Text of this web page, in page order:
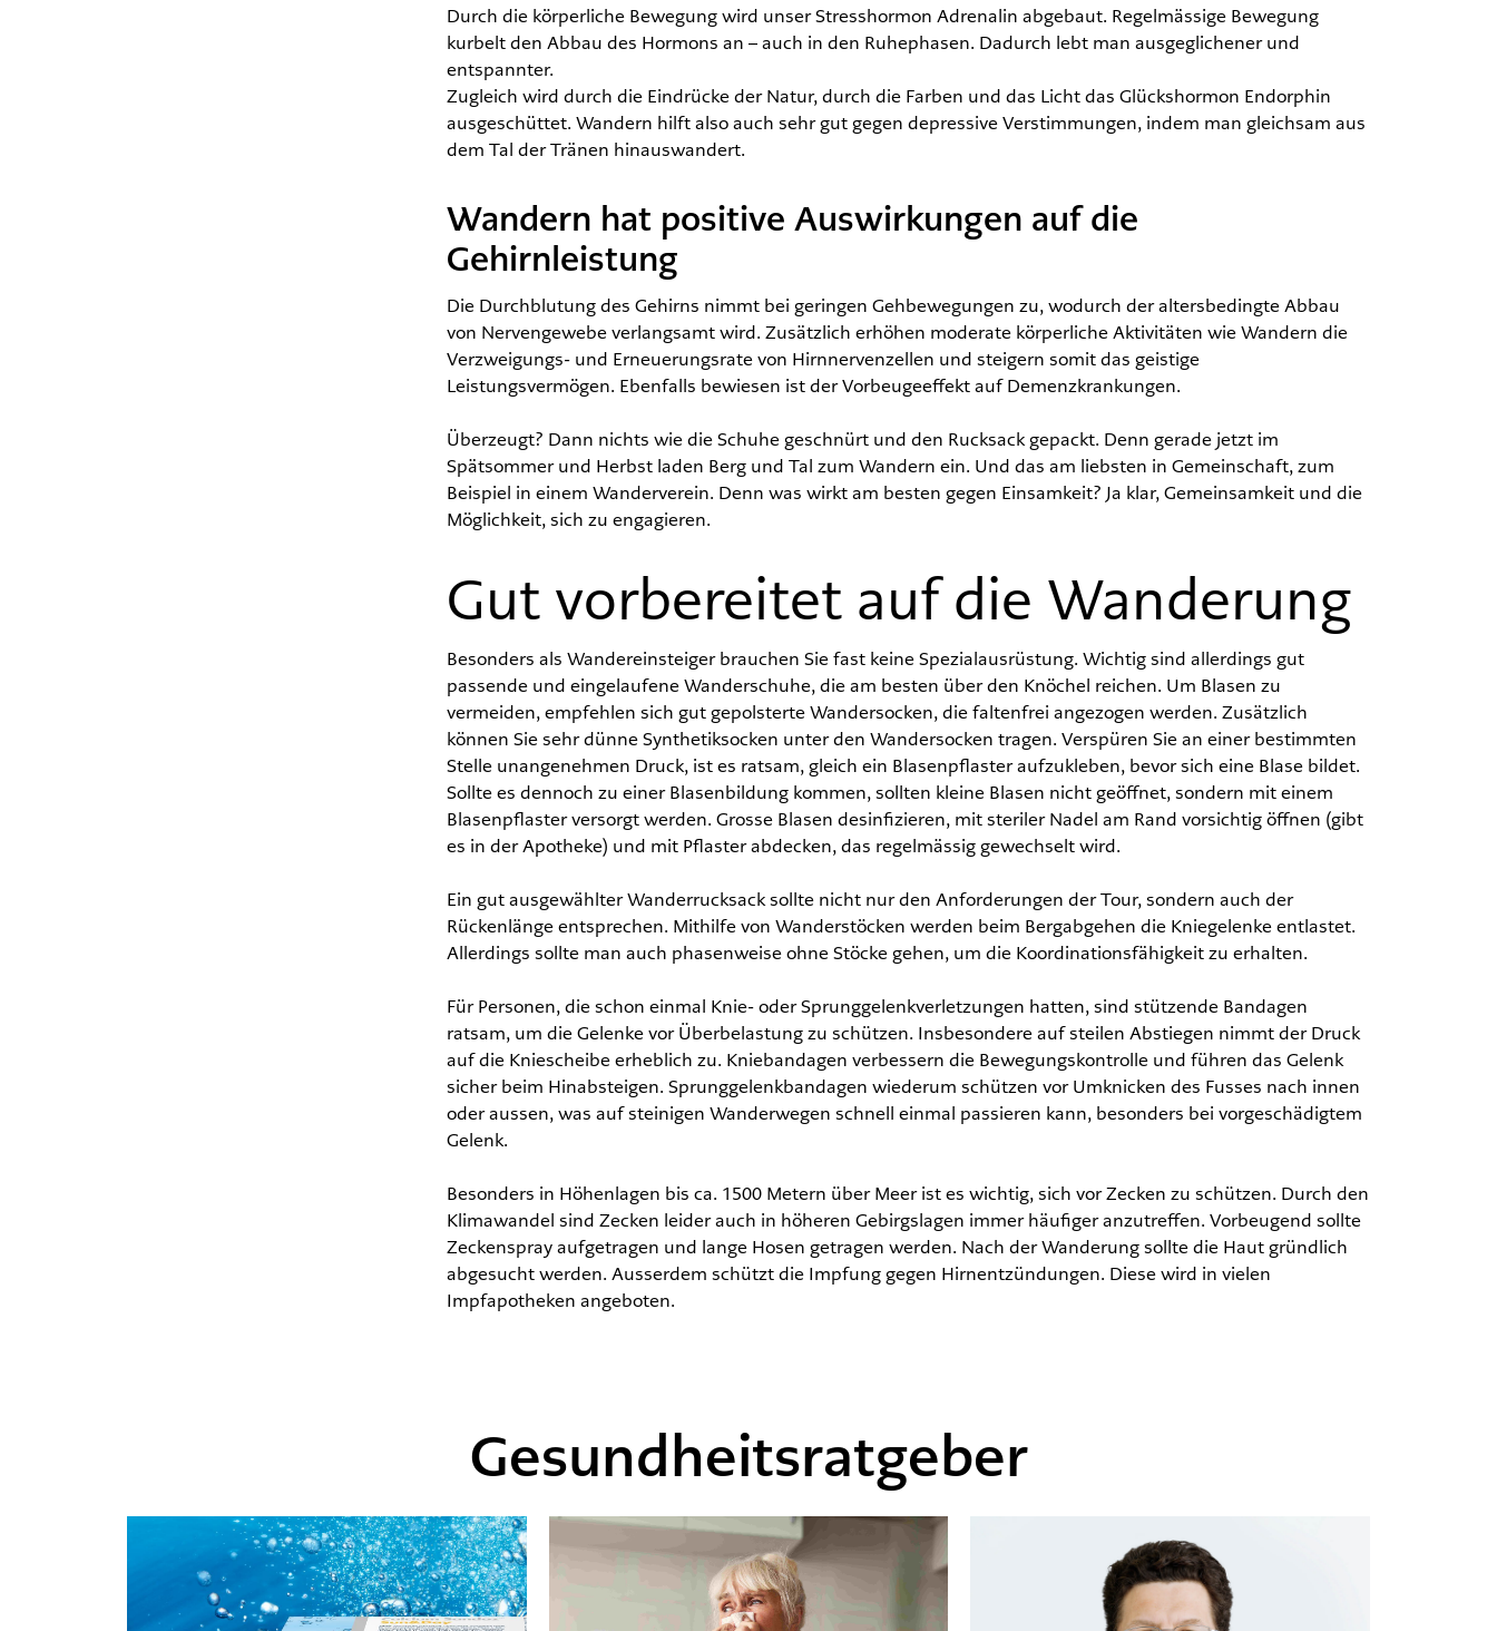
Durch die körperliche Bewegung wird unser Stresshormon Adrenalin abgebaut. Regelmässige Bewegung
kurbelt den Abbau des Hormons an – auch in den Ruhephasen. Dadurch lebt man ausgeglichener und
entspannter.
Zugleich wird durch die Eindrücke der Natur, durch die Farben und das Licht das Glückshormon Endorphin
ausgeschüttet. Wandern hilft also auch sehr gut gegen depressive Verstimmungen, indem man gleichsam aus
dem Tal der Tränen hinauswandert.
Wandern hat positive Auswirkungen auf die
Gehirnleistung
Die Durchblutung des Gehirns nimmt bei geringen Gehbewegungen zu, wodurch der altersbedingte Abbau
von Nervengewebe verlangsamt wird. Zusätzlich erhöhen moderate körperliche Aktivitäten wie Wandern die
Verzweigungs- und Erneuerungsrate von Hirnnervenzellen und steigern somit das geistige
Leistungsvermögen. Ebenfalls bewiesen ist der Vorbeugeeffekt auf Demenzkrankungen.
Überzeugt? Dann nichts wie die Schuhe geschnürt und den Rucksack gepackt. Denn gerade jetzt im
Spätsommer und Herbst laden Berg und Tal zum Wandern ein. Und das am liebsten in Gemeinschaft, zum
Beispiel in einem Wanderverein. Denn was wirkt am besten gegen Einsamkeit? Ja klar, Gemeinsamkeit und die
Möglichkeit, sich zu engagieren.
Gut vorbereitet auf die Wanderung
Besonders als Wandereinsteiger brauchen Sie fast keine Spezialausrüstung. Wichtig sind allerdings gut
passende und eingelaufene Wanderschuhe, die am besten über den Knöchel reichen. Um Blasen zu
vermeiden, empfehlen sich gut gepolsterte Wandersocken, die faltenfrei angezogen werden. Zusätzlich
können Sie sehr dünne Synthetiksocken unter den Wandersocken tragen. Verspüren Sie an einer bestimmten
Stelle unangenehmen Druck, ist es ratsam, gleich ein Blasenpflaster aufzukleben, bevor sich eine Blase bildet.
Sollte es dennoch zu einer Blasenbildung kommen, sollten kleine Blasen nicht geöffnet, sondern mit einem
Blasenpflaster versorgt werden. Grosse Blasen desinfizieren, mit steriler Nadel am Rand vorsichtig öffnen (gibt
es in der Apotheke) und mit Pflaster abdecken, das regelmässig gewechselt wird.
Ein gut ausgewählter Wanderrucksack sollte nicht nur den Anforderungen der Tour, sondern auch der
Rückenlänge entsprechen. Mithilfe von Wanderstöcken werden beim Bergabgehen die Kniegelenke entlastet.
Allerdings sollte man auch phasenweise ohne Stöcke gehen, um die Koordinationsfähigkeit zu erhalten.
Für Personen, die schon einmal Knie- oder Sprunggelenkverletzungen hatten, sind stützende Bandagen
ratsam, um die Gelenke vor Überbelastung zu schützen. Insbesondere auf steilen Abstiegen nimmt der Druck
auf die Kniescheibe erheblich zu. Kniebandagen verbessern die Bewegungskontrolle und führen das Gelenk
sicher beim Hinabsteigen. Sprunggelenkbandagen wiederum schützen vor Umknicken des Fusses nach innen
oder aussen, was auf steinigen Wanderwegen schnell einmal passieren kann, besonders bei vorgeschädigtem
Gelenk.
Besonders in Höhenlagen bis ca. 1500 Metern über Meer ist es wichtig, sich vor Zecken zu schützen. Durch den
Klimawandel sind Zecken leider auch in höheren Gebirgslagen immer häufiger anzutreffen. Vorbeugend sollte
Zeckenspray aufgetragen und lange Hosen getragen werden. Nach der Wanderung sollte die Haut gründlich
abgesucht werden. Ausserdem schützt die Impfung gegen Hirnentzündungen. Diese wird in vielen
Impfapotheken angeboten.
Gesundheitsratgeber